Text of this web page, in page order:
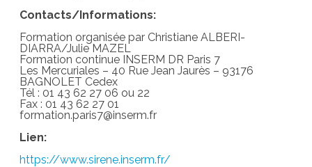
Contacts/Informations:
Formation organisée par Christiane ALBERI-
DIARRA/Julie MAZEL
Formation continue INSERM DR Paris 7
Les Mercuriales – 40 Rue Jean Jaurès – 93176
BAGNOLET Cedex
Tél : 01 43 62 27 06 ou 22
Fax : 01 43 62 27 01
formation.paris7@inserm.fr
Lien:
https://www.sirene.inserm.fr/